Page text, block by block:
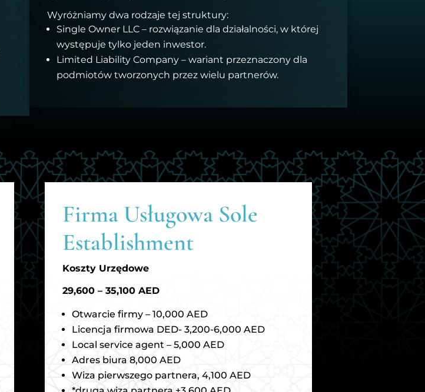
Wyróżniamy dwa rodzaje tej struktury:
Single Owner LLC – rozwiązanie dla działalności, w której
występuje tylko jeden inwestor.
Limited Liability Company – wariant przeznaczony dla
podmiotów tworzonych przez wielu partnerów.
Firma Usługowa Sole
Establishment
Koszty Urzędowe
29,600 – 35,100 AED
Otwarcie firmy – 10,000 AED
Licencja firmowa DED- 3,200-6,000 AED
Local service agent – 5,000 AED
Adres biura 8,000 AED
Wiza pierwszego partnera, 4,100 AED